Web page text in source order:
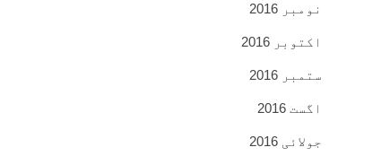
نومبر 2016
اکتوبر 2016
ستمبر 2016
اگست 2016
جولائی 2016